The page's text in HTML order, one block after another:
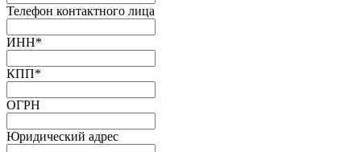
Телефон контактного лица
ИНН*
КПП*
ОГРН
Юридический адрес